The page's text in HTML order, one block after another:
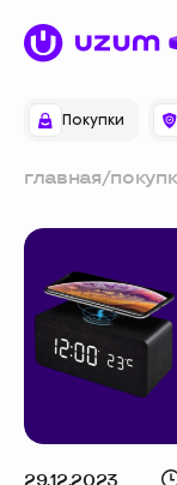
Покупки
главная/
29.12.2023